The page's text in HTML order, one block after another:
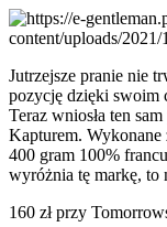
Jutrzejsze pranie nie
pozycję dzięki swoim
Teraz wniosła ten
Kapturem.
400 gram 100%
wyróżnia tę markę,
160 zł przy